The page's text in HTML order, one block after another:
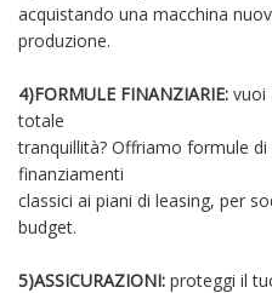
acquistando una macchina
produzione.
4)FORMULE FINANZIARIE: vuoi
totale
tranquillità? Offriamo formule
finanziamenti
classici ai piani di leasing, per
budget.
5)ASSICURAZIONI: proteggi il